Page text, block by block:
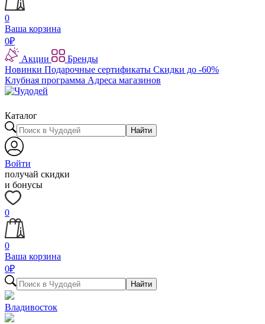
0
Ваша корзина
0₽
Акции
Бренды
Новинки Подарочные сертификаты Скидки до -60%
Клубная программа Адреса магазинов
Каталог
Найти
Войти
получай скидки
и бонусы
0
0
Ваша корзина
0₽
Найти
Владивосток